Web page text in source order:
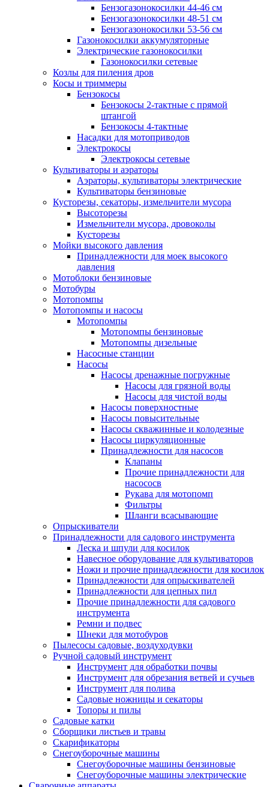
Бензогазонокосилки 44-46 см
Бензогазонокосилки 48-51 см
Бензогазонокосилки 53-56 см
Газонокосилки аккумуляторные
Электрические газонокосилки
Газонокосилки сетевые
Козлы для пиления дров
Косы и триммеры
Бензокосы
Бензокосы 2-тактные с прямой
штангой
Бензокосы 4-тактные
Насадки для мотоприводов
Электрокосы
Электрокосы сетевые
Культиваторы и аэраторы
Аэраторы, культиваторы электрические
Культиваторы бензиновые
Кусторезы, секаторы, измельчители мусора
Высоторезы
Измельчители мусора, дровоколы
Кусторезы
Мойки высокого давления
Принадлежности для моек высокого
давления
Мотоблоки бензиновые
Мотобуры
Мотопомпы
Мотопомпы и насосы
Мотопомпы
Мотопомпы бензиновые
Мотопомпы дизельные
Насосные станции
Насосы
Насосы дренажные погружные
Насосы для грязной воды
Насосы для чистой воды
Насосы поверхностные
Насосы повысительные
Насосы скважинные и колодезные
Насосы циркуляционные
Принадлежности для насосов
Клапаны
Прочие принадлежности для
насососв
Рукава для мотопомп
Фильтры
Шланги всасывающие
Опрыскиватели
Принадлежности для садового инструмента
Леска и шпули для косилок
Навесное оборудование для культиваторов
Ножи и прочие принадлежности для косилок
Принадлежности для опрыскивателей
Принадлежности для цепных пил
Прочие принадлежности для садового
инструмента
Ремни и подвес
Шнеки для мотобуров
Пылесосы садовые, воздуходувки
Ручной садовый инструмент
Инструмент для обработки почвы
Инструмент для обрезания ветвей и сучьев
Инструмент для полива
Садовые ножницы и секаторы
Топоры и пилы
Садовые катки
Сборщики листьев и травы
Скарификаторы
Снегоуборочные машины
Снегоуборочные машины бензиновые
Снегоуборочные машины электрические